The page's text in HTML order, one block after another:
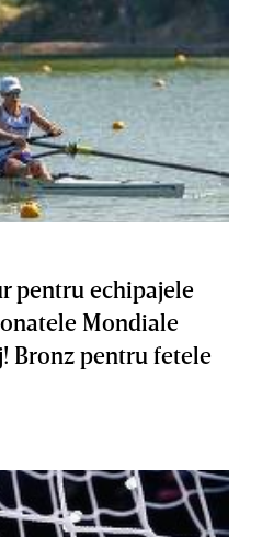
pentru echipajele
Mondiale
Bronz pentru fetele